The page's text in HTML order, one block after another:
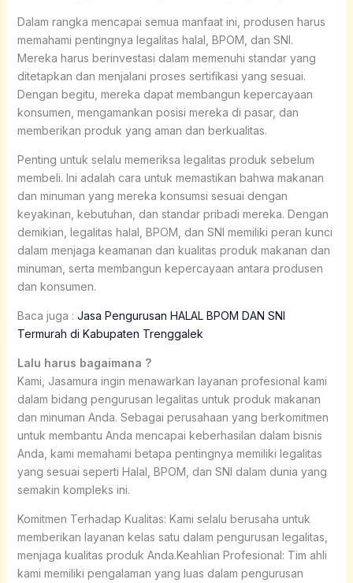
Dalam rangka mencapai semua manfaat ini, produsen harus
memahami pentingnya legalitas halal, BPOM, dan SNI.
Mereka harus berinvestasi dalam memenuhi standar yang
ditetapkan dan menjalani proses sertifikasi yang sesuai.
Dengan begitu, mereka dapat membangun kepercayaan
konsumen, mengamankan posisi mereka di pasar, dan
memberikan produk yang aman dan berkualitas.
Penting untuk selalu memeriksa legalitas produk sebelum
membeli. Ini adalah cara untuk memastikan bahwa makanan
dan minuman yang mereka konsumsi sesuai dengan
keyakinan, kebutuhan, dan standar pribadi mereka. Dengan
demikian, legalitas halal, BPOM, dan SNI memiliki peran kunci
dalam menjaga keamanan dan kualitas produk makanan dan
minuman, serta membangun kepercayaan antara produsen
dan konsumen.
Baca juga : Jasa Pengurusan HALAL BPOM DAN SNI
Termurah di Kabupaten Trenggalek
Lalu harus bagaimana ?
Kami, Jasamura ingin menawarkan layanan profesional kami
dalam bidang pengurusan legalitas untuk produk makanan
dan minuman Anda. Sebagai perusahaan yang berkomitmen
untuk membantu Anda mencapai keberhasilan dalam bisnis
Anda, kami memahami betapa pentingnya memiliki legalitas
yang sesuai seperti Halal, BPOM, dan SNI dalam dunia yang
semakin kompleks ini.
Komitmen Terhadap Kualitas: Kami selalu berusaha untuk
memberikan layanan kelas satu dalam pengurusan legalitas,
menjaga kualitas produk Anda.Keahlian Profesional: Tim ahli
kami memiliki pengalaman yang luas dalam pengurusan